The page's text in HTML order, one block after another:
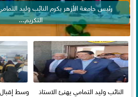
رئيس جامعة الأزهر يكرم النائب وليد
التكريم...
النائب وليد التمامي يهنئ الاستاذ
وسط إقبال